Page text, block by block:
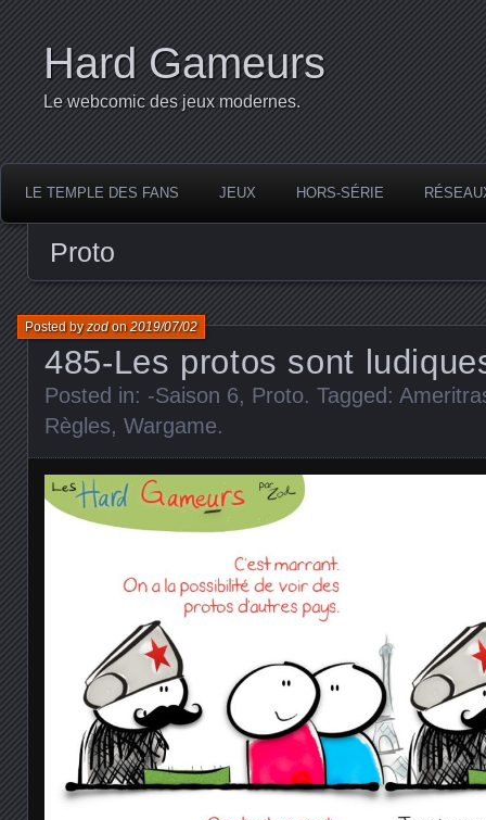
Hard Gameurs
Le webcomic des jeux modernes.
LE TEMPLE DES FANS JEUX HORS-SÉRIE
Proto
485-Les protos sont
Posted byzodon2019/07/02
Posted in: -Saison 6, Proto. Tagged:
Règles, Wargame.